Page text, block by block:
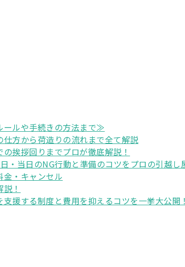
ールや手続きの方法まで≫
方から荷造りの流れまで全て解説
挨拶回りまでプロが徹底解説！
・当日のNG行動と準備のコツをプロの引越し
金・キャンセル
！
援する制度と費用を抑えるコツを一挙大公開！